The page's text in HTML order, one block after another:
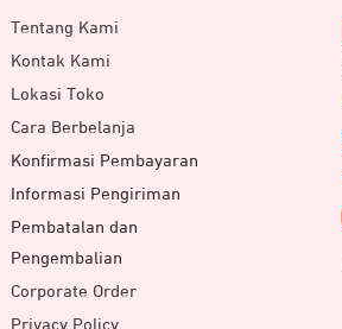
Tentang Kami
Kontak Kami
Lokasi Toko
Cara Berbelanja
Konfirmasi Pembayaran
Informasi Pengiriman
Pembatalan dan
Pengembalian
Corporate Order
Privacy Policy